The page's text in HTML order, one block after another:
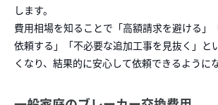
します。
費用相場を知ることで「高額請求を避ける」
依頼する」「不必要な追加工事を見抜く」と
くなり、結果的に安心して依頼できるように